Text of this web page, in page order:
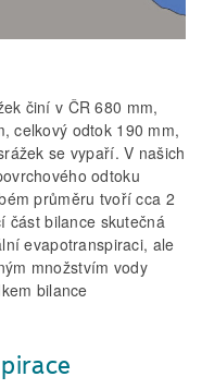
činí v ČR 680 mm,
celkový odtok 190 mm,
se vypaří. V našich
odtoku
průměru tvoří cca 2
část bilance skutečná
evapotranspiraci, ale
množstvím vody
bilance